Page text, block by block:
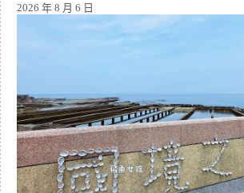
2026 年 8 月 6 日